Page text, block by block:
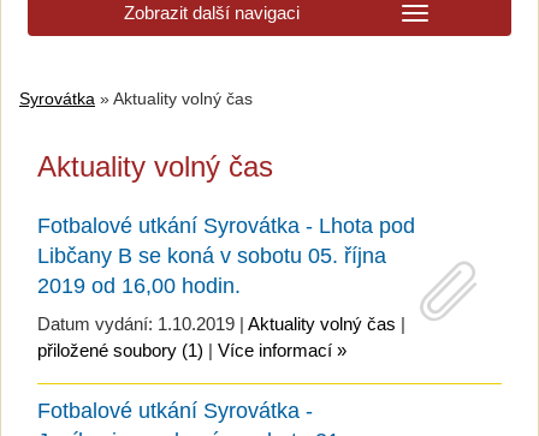
Zobrazit další navigaci
Syrovátka » Aktuality volný čas
Aktuality volný čas
Fotbalové utkání Syrovátka - Lhota pod
Libčany B se koná v sobotu 05. října
2019 od 16,00 hodin.
Datum vydání: 1.10.2019 | Aktuality volný čas |
přiložené soubory (1) | Více informací »
Fotbalové utkání Syrovátka -